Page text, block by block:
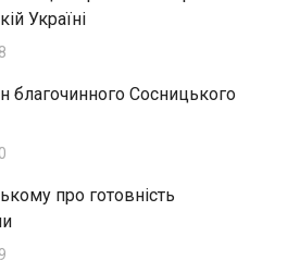
Україні
благочинного Сосницького
про готовність